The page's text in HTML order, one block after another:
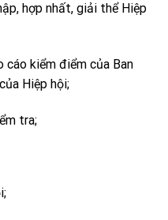
hợp nhất, giải thể Hiệp
cáo kiểm điểm của Ban
Hiệp hội;
tra;